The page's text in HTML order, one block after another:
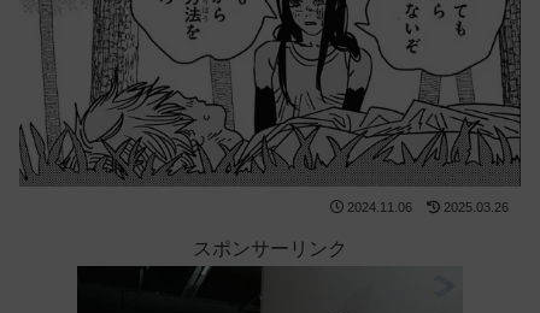
2024.11.06 2025.03.26
スポンサーリンク